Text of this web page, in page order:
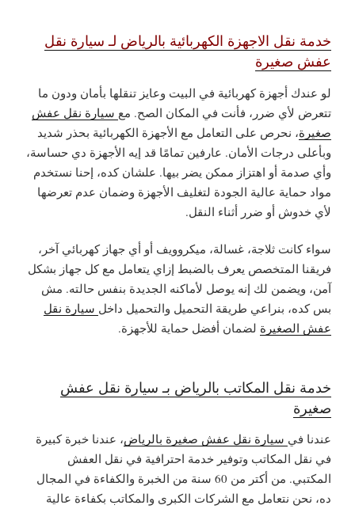
خدمة نقل الاجهزة الكهربائية بالرياض لـ سيارة نقل
عفش صغيرة
لو عندك أجهزة كهربائية في البيت وعايز تنقلها بأمان ودون ما
تتعرض لأي ضرر، فأنت في المكان الصح. مع سيارة نقل عفش
صغيرة، نحرص على التعامل مع الأجهزة الكهربائية بحذر شديد
وبأعلى درجات الأمان. عارفين تمامًا قد إيه الأجهزة دي حساسة،
وأي صدمة أو اهتزاز ممكن يضر بيها. علشان كده، إحنا نستخدم
مواد حماية عالية الجودة لتغليف الأجهزة وضمان عدم تعرضها
لأي خدوش أو ضرر أثناء النقل.
سواء كانت ثلاجة، غسالة، ميكروويف أو أي جهاز كهربائي آخر،
فريقنا المتخصص يعرف بالضبط إزاي يتعامل مع كل جهاز بشكل
آمن، ويضمن لك إنه يوصل لأماكنه الجديدة بنفس حالته. مش
بس كده، بنراعي طريقة التحميل والتحميل داخل سيارة نقل
عفش الصغيرة لضمان أفضل حماية للأجهزة.
خدمة نقل المكاتب بالرياض بـ سيارة نقل عفش
صغيرة
عندنا في سيارة نقل عفش صغيرة بالرياض، عندنا خبرة كبيرة
في نقل المكاتب وتوفير خدمة احترافية في نقل العفش
المكتبي. من أكتر من 60 سنة من الخبرة والكفاءة في المجال
ده، نحن نتعامل مع الشركات الكبرى والمكاتب بكفاءة عالية